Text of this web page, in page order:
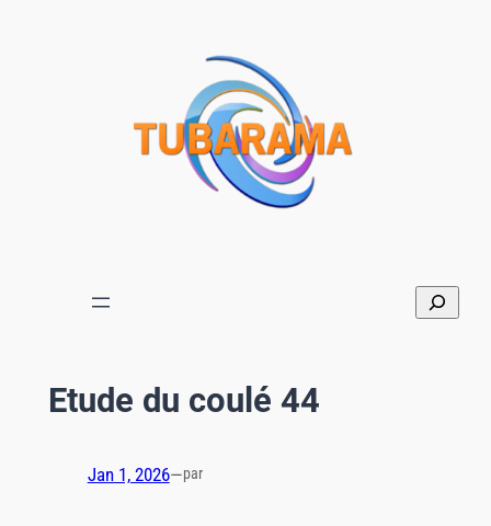
Etude du coulé 44
Jan 1, 2026—par